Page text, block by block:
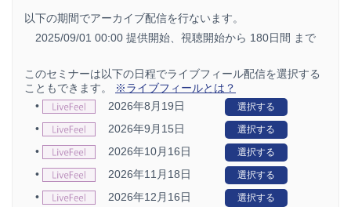
以下の期間でアーカイブ配信を行ないます。
2025/09/01 00:00 提供開始、 視聴開始から 180日間 まで
このセミナーは以下の日程でライブフィール配信を選択する
こともできます。
※ライブフィールとは？
•
2026年8月19日 選択する
• 2026年9月15日 選択する
• 2026年10月16日 選択する
• 2026年11月18日 選択する
• 2026年12月16日 選択する